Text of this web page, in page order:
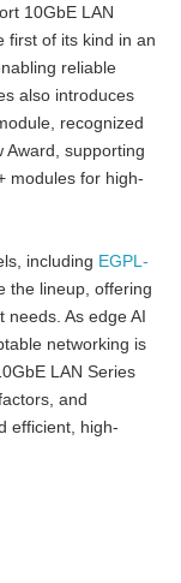
10GbE LAN
first of its kind in an
reliable
also introduces
recognized
Award, supporting
modules for high-
including EGPL-
the lineup, offering
needs. As edge AI
networking is
LAN Series
and
efficient, high-